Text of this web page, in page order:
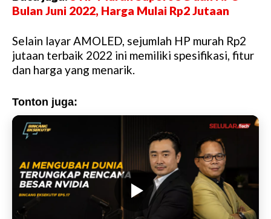
Bulan Juni 2022, Harga Mulai Rp2 Jutaan
Selain layar AMOLED, sejumlah HP murah Rp2
jutaan terbaik 2022 ini memiliki spesifikasi, fitur
dan harga yang menarik.
Tonton juga: